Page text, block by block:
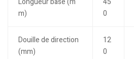
m)
0
Douille de direction
(mm)
12
0